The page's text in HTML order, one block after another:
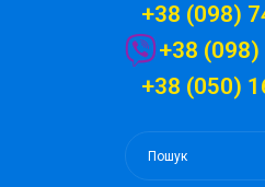
+38 (098)
+38
+38 (050)